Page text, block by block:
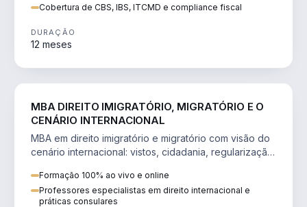
Cobertura de CBS, IBS, ITCMD e compliance fiscal
DURAÇÃO
12 meses
MBA DIREITO IMIGRATÓRIO, MIGRATÓRIO E O
CENÁRIO INTERNACIONAL
MBA em direito imigratório e migratório com visão do
cenário internacional: vistos, cidadania, regularização
Formação 100% ao vivo e online
Professores especialistas em direito internacional e
práticas consulares